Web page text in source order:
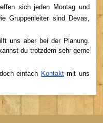
sich jeden Montag und
Gruppenleiter sind Devas,
uns aber bei der Planung.
du trotzdem sehr gerne
einfach Kontaktmit uns